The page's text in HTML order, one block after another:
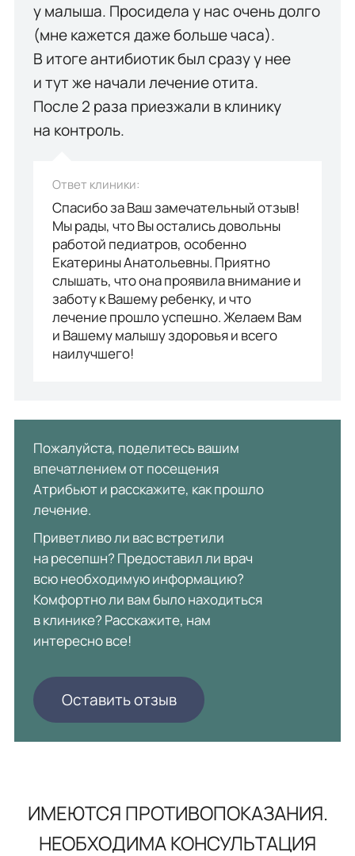
у малыша. Просидела у нас очень долго
(мне кажется даже больше часа).
В итоге антибиотик был сразу у нее
и тут же начали лечение отита.
После 2 раза приезжали в клинику
на контроль.
Ответ клиники:
Спасибо за Ваш замечательный отзыв!
Мы рады, что Вы остались довольны
работой педиатров, особенно
Екатерины Анатольевны. Приятно
слышать, что она проявила внимание и
заботу к Вашему ребенку, и что
лечение прошло успешно. Желаем Вам
и Вашему малышу здоровья и всего
наилучшего!
Пожалуйста, поделитесь вашим
впечатлением от посещения
Атрибьют и расскажите, как прошло
лечение.
Приветливо ли вас встретили
на ресепшн? Предоставил ли врач
всю необходимую информацию?
Комфортно ли вам было находиться
в клинике? Расскажите, нам
интересно все!
Оставить отзыв
ИМЕЮТСЯ ПРОТИВОПОКАЗАНИЯ.
НЕОБХОДИМА КОНСУЛЬТАЦИЯ